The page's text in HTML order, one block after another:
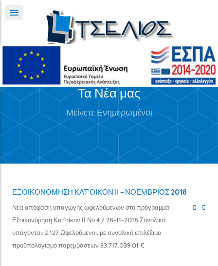
Τα Νέα μας
Μείνετε Ενημερωμένοι
ΕΞΟΙΚΟΝΟΜΗΣΗ ΚΑΤ’ΟΙΚΟΝ ΙΙ – ΝΟΕΜΒΡΙΟΣ 2018
Νέα απόφαση υπαγωγής ωφελούμενων στο πρόγραμμα
Εξοικονόμηση Κατ'οίκον ΙΙ Νο 4 / 28-11-2018.Συνολικά
υπάγονται: 2.127 Ωφελούμενοι, με συνολικό επιλέξιμο
προϋπολογισμό παρεμβάσεων 33.717.039,01 €